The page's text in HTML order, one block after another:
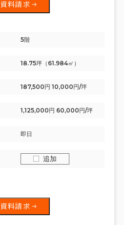
資料請求
5階
18.75坪（61.984㎡）
187,500円 10,000円/坪
1,125,000円 60,000円/坪
即日
追加
資料請求